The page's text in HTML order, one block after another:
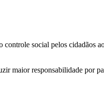
social pelos cidadãos
maior responsabilidade por